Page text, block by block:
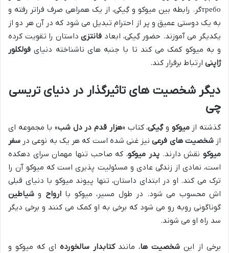
требоگر. رابطه بین میوکو و گِیکی، از یک همراهی صرف فراتر رفته و
به یک دوستی عمیق و پر از احترام تبدیل می شود که در آن هر دو از
یکدیگر می آموزند. حضور گِیکی، ابعاد فانتزیداستان را تقویت کرده
و به میوکو کمک می کند تا با جنبه های ناشناخته دنیای فولکلور
ژاپنی ارتباط برقرار کند.
دیگر شخصیت های تاثیرگذار در دنیای تریسی
چی
گذشته ازمیوکو وگِیکی، کتاب «هزار قدم در دل شب» با مجموعه ای
ازشخصیت های فرعینیز غنی شده است که هر یک به نوعی در سفر
میوکونقش دارند.پدر میوکو، که صاحب تنها مهمان سرای دهکده
است، نمادی از زندگی عادی و مسئولیت پذیری است که میوکو آن را
ترک می کند. او در ابتدای داستان، تنها پیوند میوکو با دنیای قبلی
اش محسوب می شود. در طول مسیر، میوکو باارواح و شیاطین
گوناگونی روبه رو می شود که برخی به او کمک می کنند و برخی دیگر
سد راه او می شوند.
برخی از این شخصیت ها، مانندکتابدار سالخورده ای که میوکو و